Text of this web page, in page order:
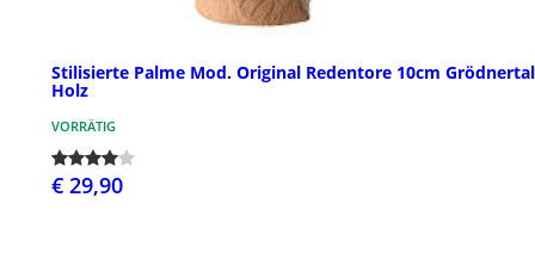
Stilisierte Palme Mod. Original Redentore 10cm Grödnertal
Holz
VORRÄTIG
€ 29,90